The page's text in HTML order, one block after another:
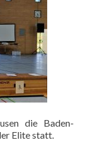
die Baden-
Elite statt.